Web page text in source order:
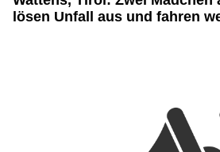
lösen Unfall aus und fahren